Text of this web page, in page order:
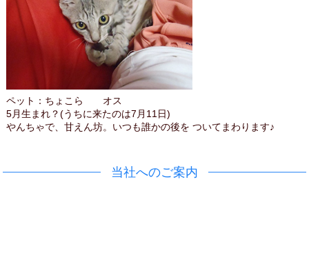
ペット：ちょこら オス
5月生まれ？(うちに来たのは7月11日)
やんちゃで、甘えん坊。いつも誰かの後を ついてまわります♪
当社へのご案内